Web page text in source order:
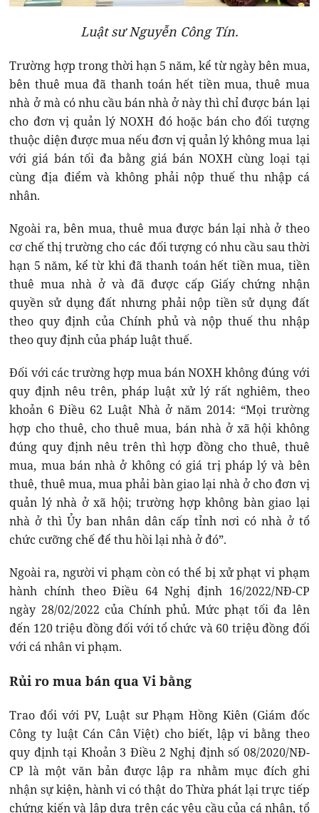
Luật sư Nguyễn Công Tín.
Trường hợp trong thời hạn 5 năm, kể từ ngày bên mua,
bên thuê mua đã thanh toán hết tiền mua, thuê mua
nhà ở mà có nhu cầu bán nhà ở này thì chỉ được bán lại
cho đơn vị quản lý NOXH đó hoặc bán cho đối tượng
thuộc diện được mua nếu đơn vị quản lý không mua lại
với giá bán tối đa bằng giá bán NOXH cùng loại tại
cùng địa điểm và không phải nộp thuế thu nhập cá
nhân.
Ngoài ra, bên mua, thuê mua được bán lại nhà ở theo
cơ chế thị trường cho các đối tượng có nhu cầu sau thời
hạn 5 năm, kể từ khi đã thanh toán hết tiền mua, tiền
thuê mua nhà ở và đã được cấp Giấy chứng nhận
quyền sử dụng đất nhưng phải nộp tiền sử dụng đất
theo quy định của Chính phủ và nộp thuế thu nhập
theo quy định của pháp luật thuế.
Đối với các trường hợp mua bán NOXH không đúng với
quy định nêu trên, pháp luật xử lý rất nghiêm, theo
khoản 6 Điều 62 Luật Nhà ở năm 2014: “Mọi trường
hợp cho thuê, cho thuê mua, bán nhà ở xã hội không
đúng quy định nêu trên thì hợp đồng cho thuê, thuê
mua, mua bán nhà ở không có giá trị pháp lý và bên
thuê, thuê mua, mua phải bàn giao lại nhà ở cho đơn vị
quản lý nhà ở xã hội; trường hợp không bàn giao lại
nhà ở thì Ủy ban nhân dân cấp tỉnh nơi có nhà ở tổ
chức cưỡng chế để thu hồi lại nhà ở đó”.
Ngoài ra, người vi phạm còn có thể bị xử phạt vi phạm
hành chính theo Điều 64 Nghị định 16/2022/NĐ-CP
ngày 28/02/2022 của Chính phủ. Mức phạt tối đa lên
đến 120 triệu đồng đối với tổ chức và 60 triệu đồng đối
với cá nhân vi phạm.
Rủi ro mua bán qua Vi bằng
Trao đổi với PV, Luật sư Phạm Hồng Kiên (Giám đốc
Công ty luật Cán Cân Việt) cho biết, lập vi bằng theo
quy định tại Khoản 3 Điều 2 Nghị định số 08/2020/NĐ-
CP là một văn bản được lập ra nhằm mục đích ghi
nhận sự kiện, hành vi có thật do Thừa phát lại trực tiếp
chứng kiến và lập dựa trên các yêu cầu của cá nhân, tổ